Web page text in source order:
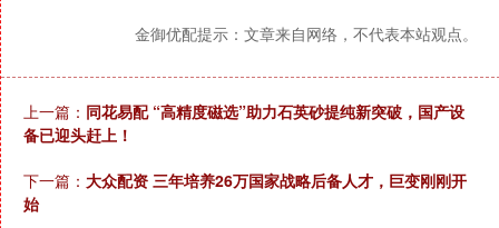
金御优配提示：文章来自网络，不代表本站观点。
上一篇： 同花易配 “高精度磁选”助力石英砂提纯新突破，国产设
备已迎头赶上！
下一篇： 大众配资 三年培养26万国家战略后备人才，巨变刚刚开
始